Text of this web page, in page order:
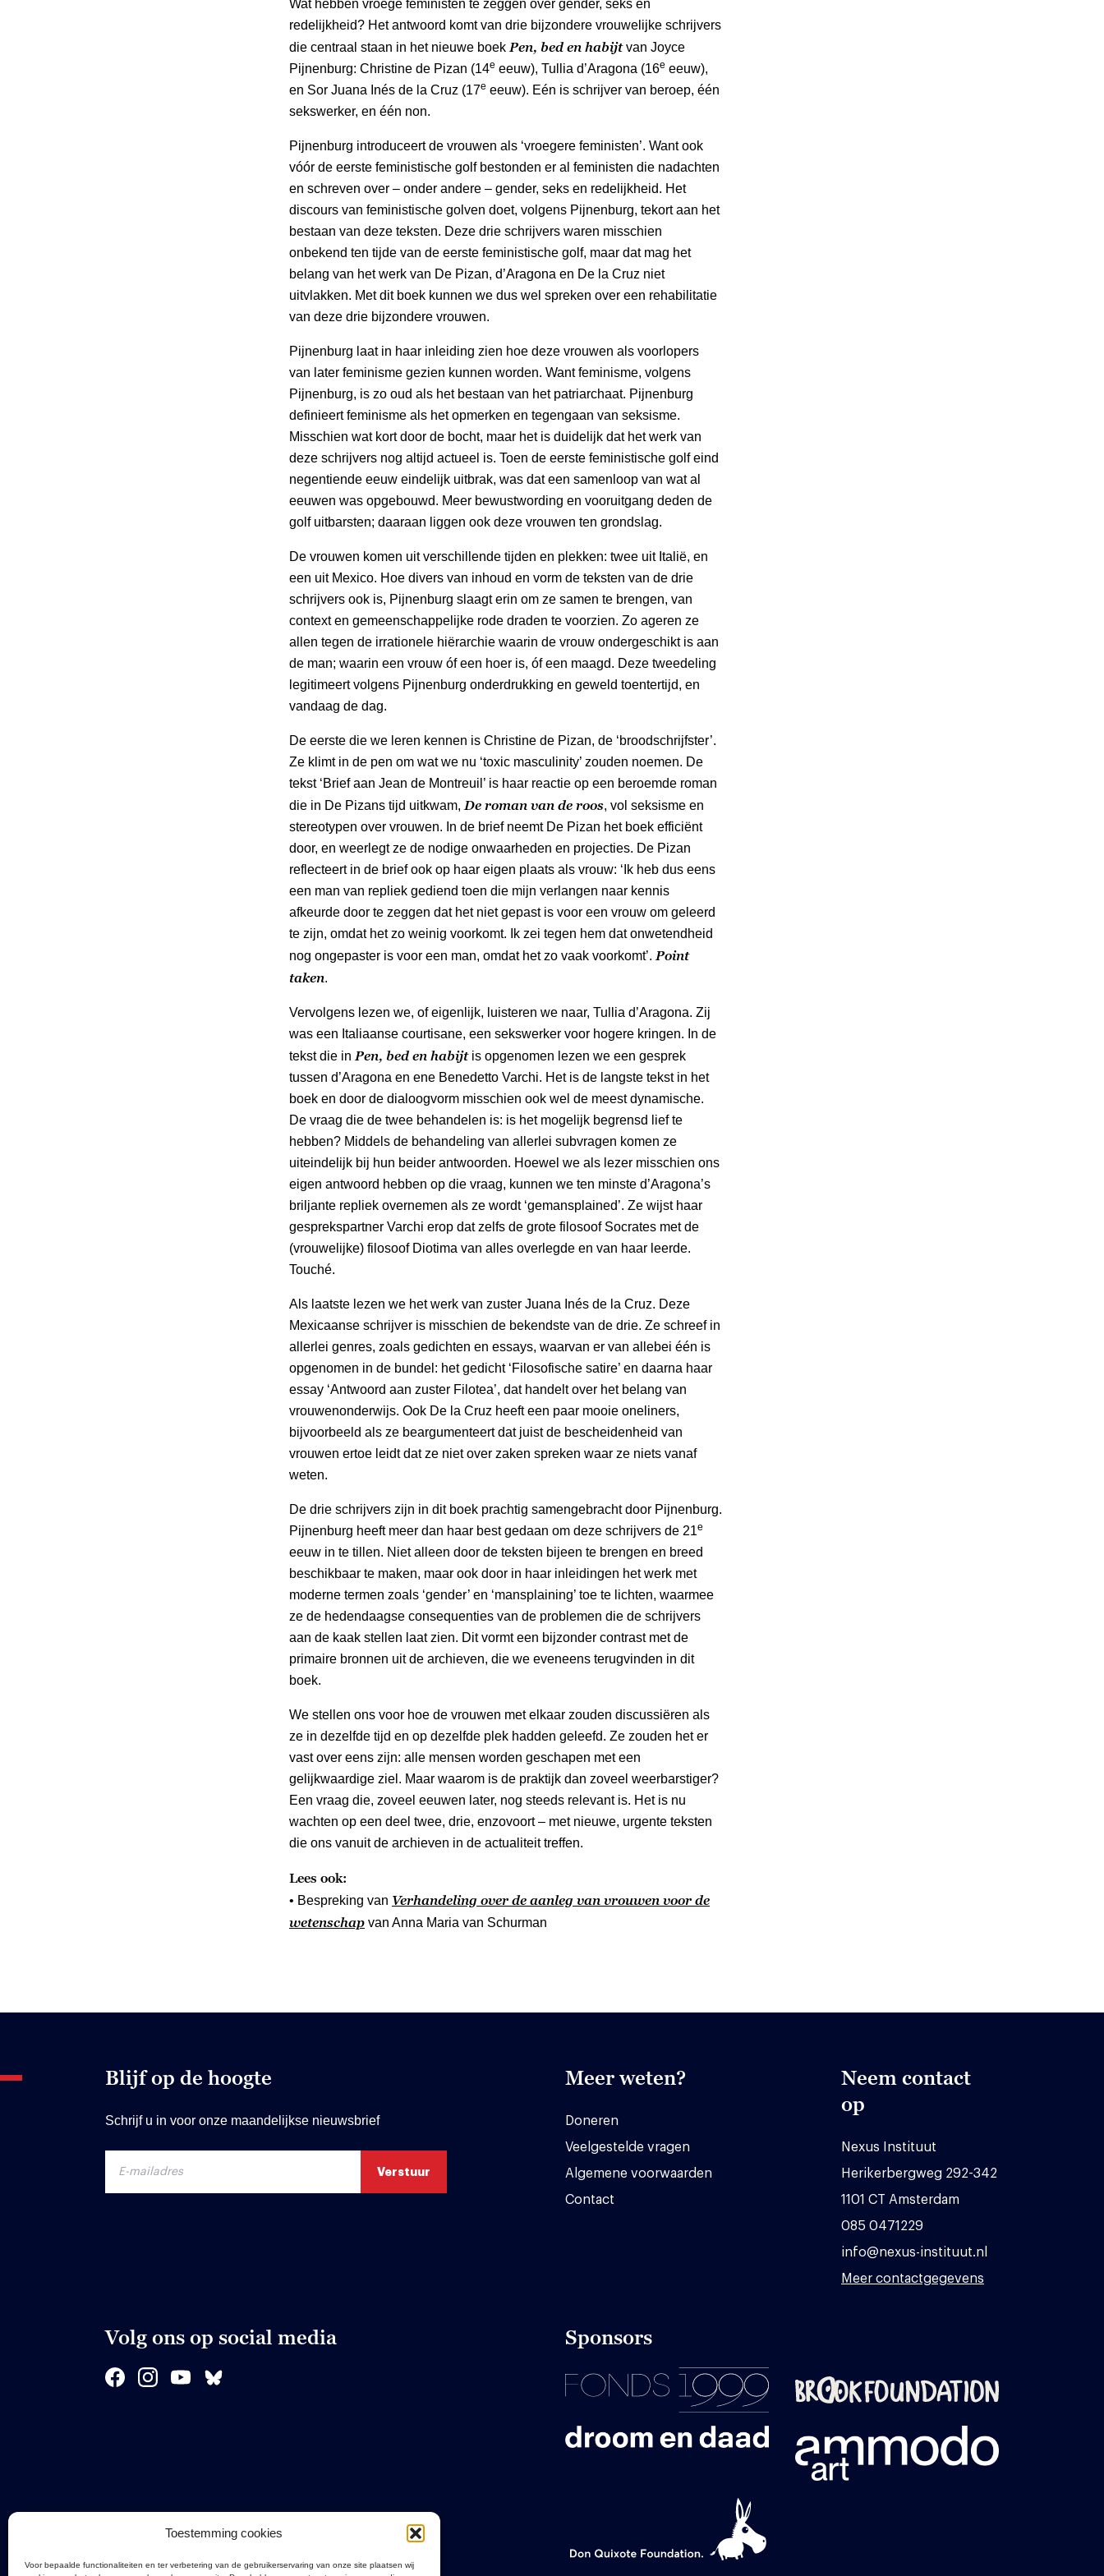
Toestemming cookies
Voor bepaalde functionaliteiten en ter verbetering van de gebruikerservaring van onze site plaatsen wij
Wat hebben vroege feministen te zeggen over gender, seks en
redelijkheid? Het antwoord komt van drie bijzondere vrouwelijke schrijvers
die centraal staan in het nieuwe boek Pen, bed en habijtvan Joyce
Pijnenburg: Christine de Pizan (14e eeuw), Tullia d’Aragona (16e eeuw),
en Sor Juana Inés de la Cruz (17e eeuw). Eén is schrijver van beroep, één
sekswerker, en één non.
Pijnenburg introduceert de vrouwen als ‘vroegere feministen’. Want ook
vóór de eerste feministische golf bestonden er al feministen die nadachten
en schreven over – onder andere – gender, seks en redelijkheid. Het
discours van feministische golven doet, volgens Pijnenburg, tekort aan het
bestaan van deze teksten. Deze drie schrijvers waren misschien
onbekend ten tijde van de eerste feministische golf, maar dat mag het
belang van het werk van De Pizan, d’Aragona en De la Cruz niet
uitvlakken. Met dit boek kunnen we dus wel spreken over een rehabilitatie
van deze drie bijzondere vrouwen.
Pijnenburg laat in haar inleiding zien hoe deze vrouwen als voorlopers
van later feminisme gezien kunnen worden. Want feminisme, volgens
Pijnenburg, is zo oud als het bestaan van het patriarchaat. Pijnenburg
definieert feminisme als het opmerken en tegengaan van seksisme.
Misschien wat kort door de bocht, maar het is duidelijk dat het werk van
deze schrijvers nog altijd actueel is. Toen de eerste feministische golf eind
negentiende eeuw eindelijk uitbrak, was dat een samenloop van wat al
eeuwen was opgebouwd. Meer bewustwording en vooruitgang deden de
golf uitbarsten; daaraan liggen ook deze vrouwen ten grondslag.
De vrouwen komen uit verschillende tijden en plekken: twee uit Italië, en
een uit Mexico. Hoe divers van inhoud en vorm de teksten van de drie
schrijvers ook is, Pijnenburg slaagt erin om ze samen te brengen, van
context en gemeenschappelijke rode draden te voorzien. Zo ageren ze
allen tegen de irrationele hiërarchie waarin de vrouw ondergeschikt is aan
de man; waarin een vrouw óf een hoer is, óf een maagd. Deze tweedeling
legitimeert volgens Pijnenburg onderdrukking en geweld toentertijd, en
vandaag de dag.
De eerste die we leren kennen is Christine de Pizan, de ‘broodschrijfster’.
Ze klimt in de pen om wat we nu ‘toxic masculinity’ zouden noemen. De
tekst ‘Brief aan Jean de Montreuil’ is haar reactie op een beroemde roman
die in De Pizans tijd uitkwam, De roman van de roos, vol seksisme en
stereotypen over vrouwen. In de brief neemt De Pizan het boek efficiënt
door, en weerlegt ze de nodige onwaarheden en projecties. De Pizan
reflecteert in de brief ook op haar eigen plaats als vrouw: ‘Ik heb dus eens
een man van repliek gediend toen die mijn verlangen naar kennis
afkeurde door te zeggen dat het niet gepast is voor een vrouw om geleerd
te zijn, omdat het zo weinig voorkomt. Ik zei tegen hem dat onwetendheid
nog ongepaster is voor een man, omdat het zo vaak voorkomt’. Point
taken.
Vervolgens lezen we, of eigenlijk, luisteren we naar, Tullia d’Aragona. Zij
was een Italiaanse courtisane, een sekswerker voor hogere kringen. In de
tekst die in Pen, bed en habijtis opgenomen lezen we een gesprek
tussen d’Aragona en ene Benedetto Varchi. Het is de langste tekst in het
boek en door de dialoogvorm misschien ook wel de meest dynamische.
De vraag die de twee behandelen is: is het mogelijk begrensd lief te
hebben? Middels de behandeling van allerlei subvragen komen ze
uiteindelijk bij hun beider antwoorden. Hoewel we als lezer misschien ons
eigen antwoord hebben op die vraag, kunnen we ten minste d’Aragona’s
briljante repliek overnemen als ze wordt ‘gemansplained’. Ze wijst haar
gesprekspartner Varchi erop dat zelfs de grote filosoof Socrates met de
(vrouwelijke) filosoof Diotima van alles overlegde en van haar leerde.
Touché.
Als laatste lezen we het werk van zuster Juana Inés de la Cruz. Deze
Mexicaanse schrijver is misschien de bekendste van de drie. Ze schreef in
allerlei genres, zoals gedichten en essays, waarvan er van allebei één is
opgenomen in de bundel: het gedicht ‘Filosofische satire’ en daarna haar
essay ‘Antwoord aan zuster Filotea’, dat handelt over het belang van
vrouwenonderwijs. Ook De la Cruz heeft een paar mooie oneliners,
bijvoorbeeld als ze beargumenteert dat juist de bescheidenheid van
vrouwen ertoe leidt dat ze niet over zaken spreken waar ze niets vanaf
weten.
De drie schrijvers zijn in dit boek prachtig samengebracht door Pijnenburg.
Pijnenburg heeft meer dan haar best gedaan om deze schrijvers de 21e
eeuw in te tillen. Niet alleen door de teksten bijeen te brengen en breed
beschikbaar te maken, maar ook door in haar inleidingen het werk met
moderne termen zoals ‘gender’ en ‘mansplaining’ toe te lichten, waarmee
ze de hedendaagse consequenties van de problemen die de schrijvers
aan de kaak stellen laat zien. Dit vormt een bijzonder contrast met de
primaire bronnen uit de archieven, die we eveneens terugvinden in dit
boek.
We stellen ons voor hoe de vrouwen met elkaar zouden discussiëren als
ze in dezelfde tijd en op dezelfde plek hadden geleefd. Ze zouden het er
vast over eens zijn: alle mensen worden geschapen met een
gelijkwaardige ziel. Maar waarom is de praktijk dan zoveel weerbarstiger?
Een vraag die, zoveel eeuwen later, nog steeds relevant is. Het is nu
wachten op een deel twee, drie, enzovoort – met nieuwe, urgente teksten
die ons vanuit de archieven in de actualiteit treffen.
Lees ook:
• Bespreking van Verhandeling over de aanleg van vrouwen voor de
wetenschap van Anna Maria van Schurman
Blijf op de hoogte
Schrijf u in voor onze maandelijkse nieuwsbrief
Meer weten?
Doneren
Veelgestelde vragen
Algemene voorwaarden
Contact
Neem contact
op
Nexus Instituut
Herikerbergweg 292-342
1101 CT Amsterdam
085 0471229
info@nexus-instituut.nl
Meer contactgegevens
Volg ons op social media Sponsors